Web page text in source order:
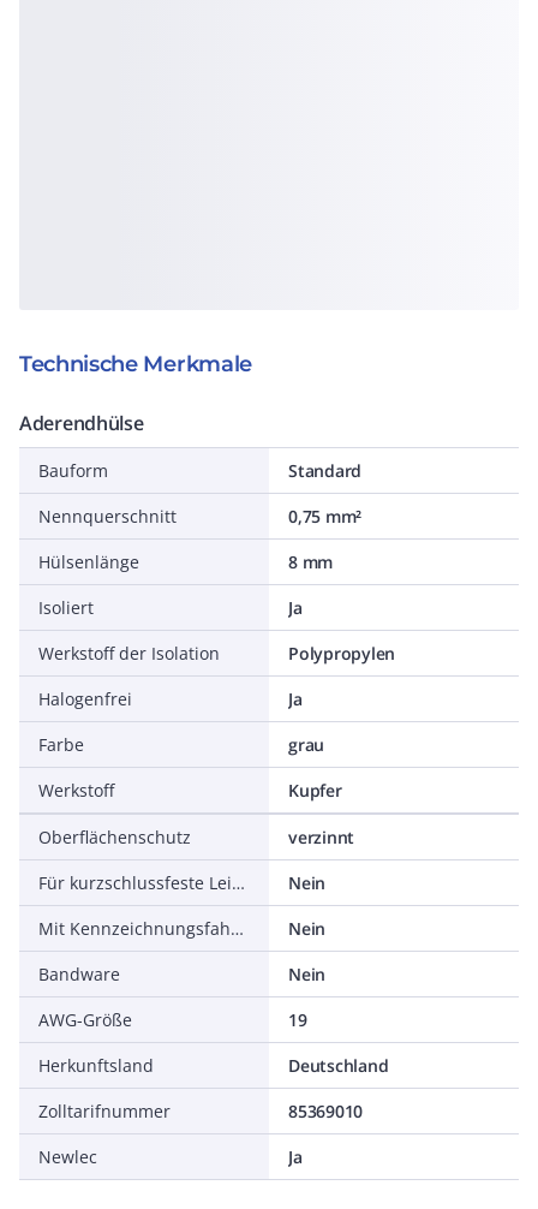
Technische Merkmale
Aderendhülse
Bauform
Standard
Nennquerschnitt
0,75 mm²
Hülsenlänge
8 mm
Isoliert
Ja
Werkstoff der Isolation
Polypropylen
Halogenfrei
Ja
Farbe
grau
Werkstoff
Kupfer
Oberflächenschutz
verzinnt
Für kurzschlussfeste Leitungen
Nein
Mit Kennzeichnungsfahne
Nein
Bandware
Nein
AWG-Größe
19
Herkunftsland
Deutschland
Zolltarifnummer
85369010
Newlec
Ja